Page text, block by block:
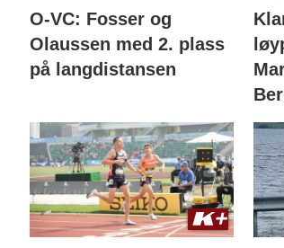
O-VC: Fosser og
Olaussen med 2. plass
på langdistansen